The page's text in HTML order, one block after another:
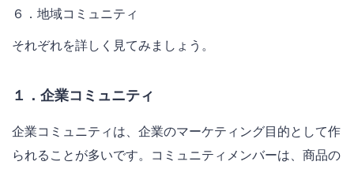
６．地域コミュニティ
それぞれを詳しく見てみましょう。
１．企業コミュニティ
企業コミュニティは、企業のマーケティング目的として作
られることが多いです。コミュニティメンバーは、商品の